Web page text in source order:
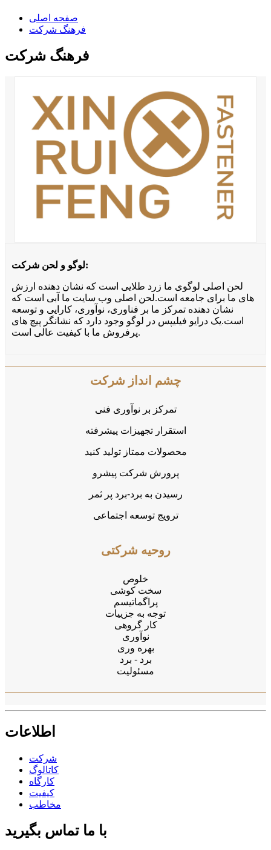
صفحه اصلی
فرهنگ شرکت
فرهنگ شرکت
لوگو و لحن شرکت:
لحن اصلی لوگوی ما زرد طلایی است که نشان دهنده ارزش
های ما برای جامعه است.لحن اصلی وب سایت ما آبی است که
نشان دهنده تمرکز ما بر فناوری، نوآوری، کارایی و توسعه
است.یک درایو فیلیپس در لوگو وجود دارد که نشانگر پیچ های
پرفروش ما با کیفیت عالی است.
چشم انداز شرکت
تمرکز بر نوآوری فنی
استقرار تجهیزات پیشرفته
محصولات ممتاز تولید کنید
پرورش شرکت پیشرو
رسیدن به برد-برد پر ثمر
ترویج توسعه اجتماعی
روحیه شرکتی
خلوص
سخت کوشی
پراگماتیسم
توجه به جزییات
کار گروهی
نوآوری
بهره وری
برد - برد
مسئوليت
اطلاعات
شرکت
کاتالوگ
کارگاه
کیفیت
مخاطب
با ما تماس بگیرید